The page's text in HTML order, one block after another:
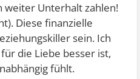
weiter Unterhalt zahlen!
Diese finanzielle
sein. Ich
die Liebe besser ist,
fühlt.